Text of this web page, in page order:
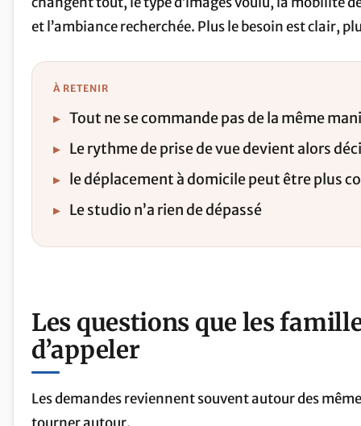
et l’ambiance recherchée. Plus le besoin est clair,
À RETENIR
▸ Tout ne se commande pas de la même
▸ Le rythme de prise de vue devient alors
▸ le déplacement à domicile peut être plus
▸ Le studio n’a rien de dépassé
Les questions que les
d’appeler
Les demandes reviennent souvent autour des